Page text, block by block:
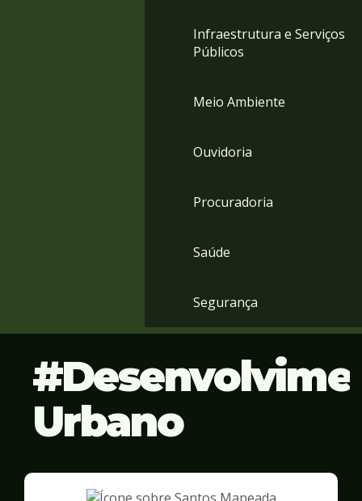
Infraestrutura e Serviços
Públicos
Meio Ambiente
Ouvidoria
Procuradoria
Saúde
Segurança
Urbano